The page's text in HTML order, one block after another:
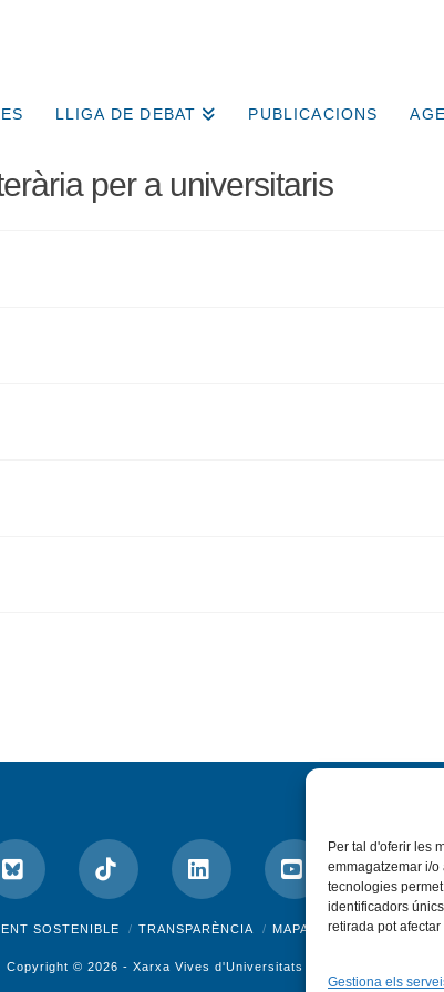
Per tal d'oferir les
emmagatzemar i/o
tecnologies
identificadors
retirada pot
Gestiona els
LLIGA DE DEBAT PUBLICACIONS
per a universitaris
Bluesky Tiktok LinkedInYouTube
SOSTENIBLE TRANSPARÈNCIA MAPA DEL WEB AVÍS
Copyright © 2026 - Xarxa Vives d'Universitats